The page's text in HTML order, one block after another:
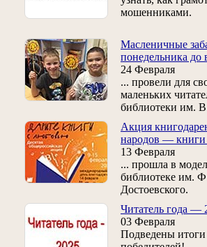
мошенниками.
Масленичные
понедельника до
24 Февраля
... провели для
маленьких
библиотеки им.
Акция
народов — книги
13 Февраля
... прошла в
библиотеке им.
Достоевского.
Читатель года —
03 Февраля
Подведены